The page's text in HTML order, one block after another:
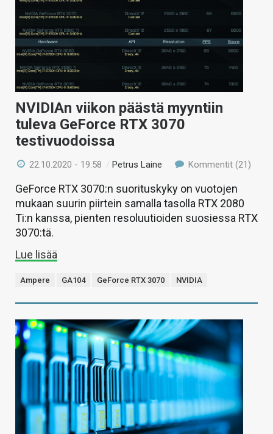
NVIDIAn viikon päästä myyntiin
tuleva GeForce RTX 3070
testivuodoissa
22.10.2020 - 19:58 /Petrus Laine Kommentit (21)
GeForce RTX 3070:n suorituskyky on vuotojen
mukaan suurin piirtein samalla tasolla RTX 2080
Ti:n kanssa, pienten resoluutioiden suosiessa RTX
3070:tä.
Lue lisää
Ampere GA104 GeForce RTX 3070 NVIDIA